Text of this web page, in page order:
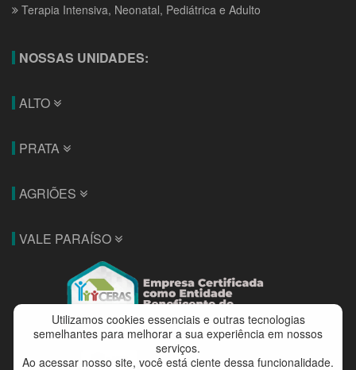
Terapia Intensiva, Neonatal, Pediátrica e Adulto
NOSSAS UNIDADES:
ALTO
PRATA
AGRIÕES
VALE PARAÍSO
Utilizamos cookies essenciais e outras tecnologias
semelhantes para melhorar a sua experiência em nossos
serviços.
Ao acessar nosso site, você está ciente dessa funcionalidade.